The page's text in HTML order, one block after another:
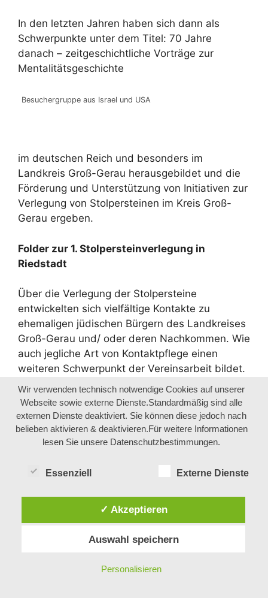
In den letzten Jahren haben sich dann als
Schwerpunkte unter dem Titel: 70 Jahre
danach – zeitgeschichtliche Vorträge zur
Mentalitätsgeschichte
Besuchergruppe aus Israel und USA
im deutschen Reich und besonders im
Landkreis Groß-Gerau herausgebildet und die
Förderung und Unterstützung von Initiativen zur
Verlegung von Stolpersteinen im Kreis Groß-
Gerau ergeben.
Folder zur 1. Stolpersteinverlegung in
Riedstadt
Über die Verlegung der Stolpersteine
entwickelten sich vielfältige Kontakte zu
ehemaligen jüdischen Bürgern des Landkreises
Groß-Gerau und/ oder deren Nachkommen. Wie
auch jegliche Art von Kontaktpflege einen
weiteren Schwerpunkt der Vereinsarbeit bildet.
Nicht zuletzt ist es der Jüdische Friedhof in
Groß-Gerau, der gelegentlich von Nachkommen
der dort bis 1938 bestatteten Bürger des
Kreises besucht wird, welcher Gegenstand von
Korrespondenzen und persönlichen
Der Groß-Gerauer Friedhof war ein so
Mitgliedsgemeinden des Friedhofsverbandes
erstreckten sich dabei sogar über die Grenzen
des heutigen Kreises Groß-Gerau hinaus bis in
die Kreise Darmstadt-Dieburg und Offenbach.
Regelmäßige Führungen über diesen Friedhof
Wir verwenden technisch notwendige Cookies auf unserer
Webseite sowie externe Dienste.Standardmäßig sind alle
externen Dienste deaktiviert. Sie können diese jedoch nach
belieben aktivieren & deaktivieren.Für weitere Informationen
lesen Sie unsere Datenschutzbestimmungen.
Essenziell Externe Dienste
✓ Akzeptieren
Auswahl speichern
Personalisieren